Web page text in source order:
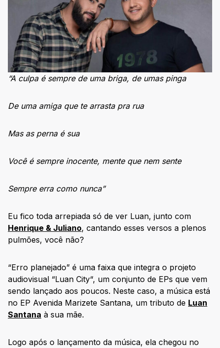
“A culpa é sempre de uma briga, de umas pinga
De uma amiga que te arrasta pra rua
Mas as perna é sua
Você é sempre inocente, mente que nem sente
Sempre erra como nunca”
Eu fico toda arrepiada só de ver Luan, junto com
Henrique & Juliano, cantando esses versos a plenos
pulmões, você não?
“Erro planejado” é uma faixa que integra o projeto
audiovisual “Luan City“, um conjunto de EPs que vem
sendo lançado aos poucos. Neste caso, a música está
no EP Avenida Marizete Santana, um tributo de Luan
Santana à sua mãe.
Logo após o lançamento da música, ela chegou no